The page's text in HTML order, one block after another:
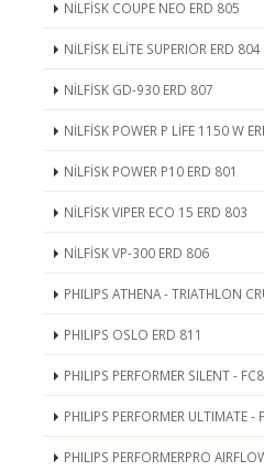
NİLFİSK COUPE NEO ERD 805
NİLFİSK ELİTE SUPERIOR ERD 804
NİLFİSK GD-930 ERD 807
NİLFİSK POWER P LİFE 1150 W
NİLFİSK POWER P10 ERD 801
NİLFİSK VIPER ECO 15 ERD 803
NİLFİSK VP-300 ERD 806
PHILIPS ATHENA - TRIATHLON
PHILIPS OSLO ERD 811
PHILIPS PERFORMER SILENT -
PHILIPS PERFORMER ULTIMATE
PHILIPS PERFORMERPRO